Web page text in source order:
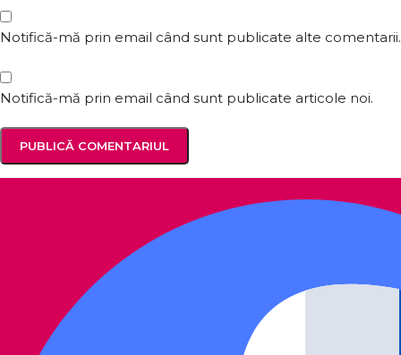
Notifică-mă prin email când sunt publicate alte comentarii.
Notifică-mă prin email când sunt publicate articole noi.